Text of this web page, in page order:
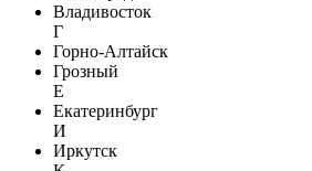
Владивосток
Г
Горно-Алтайск
Грозный
Е
Екатеринбург
И
Иркутск